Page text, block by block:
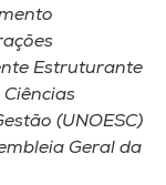
Estruturante
(UNOESC)
Geral da